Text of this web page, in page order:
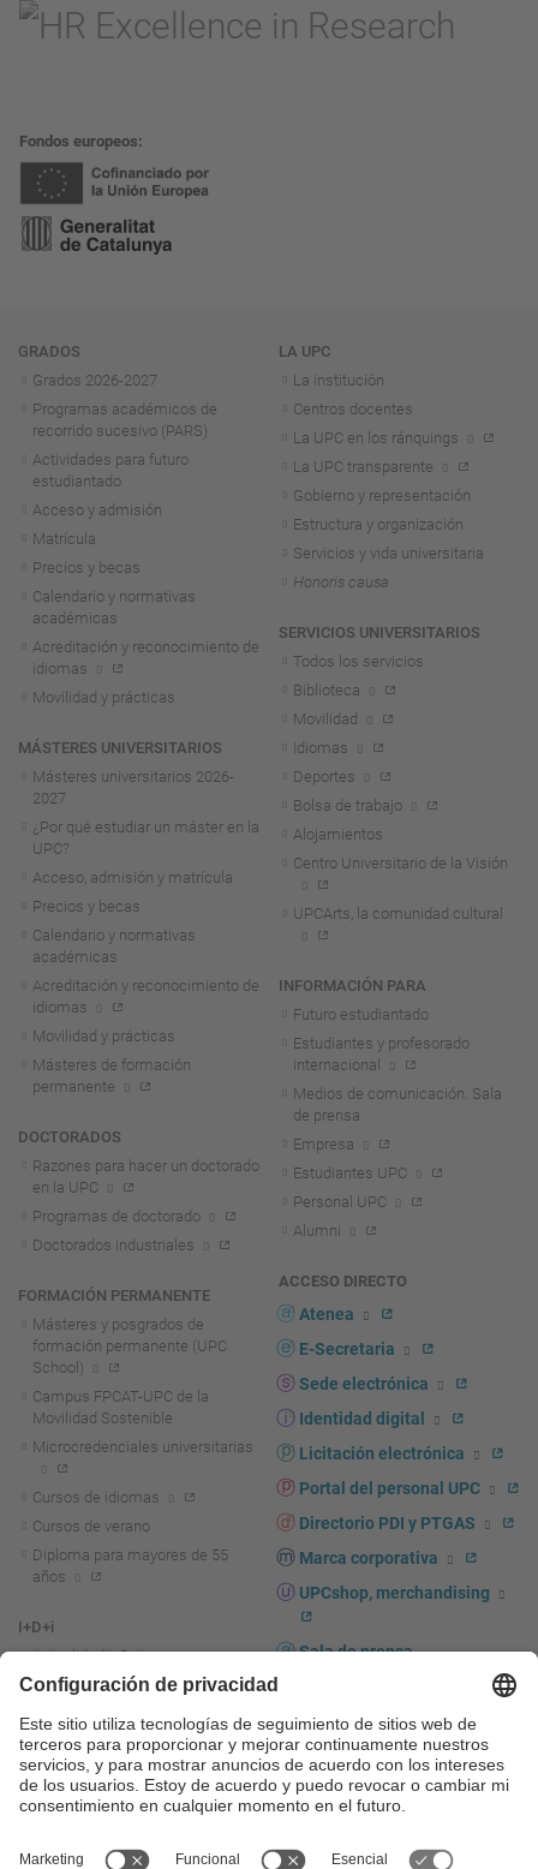
Fondos europeos
Navegación
GRADOS
Grados 2026-2027
Programas académicos de
recorrido sucesivo (PARS)
Actividades para futuro
estudiantado
Acceso y admisión
Matrícula
Precios y becas
Calendario y normativas
académicas
Acreditación y reconocimiento de
idiomas
Movilidad y prácticas
MÁSTERES UNIVERSITARIOS
Másteres universitarios 2026-
2027
¿Por qué estudiar un máster en la
UPC?
Acceso, admisión y matrícula
Precios y becas
Calendario y normativas
académicas
Acreditación y reconocimiento de
idiomas
Movilidad y prácticas
Másteres de formación
permanente
DOCTORADOS
Razones para hacer un doctorado
en la UPC
Programas de doctorado
Doctorados industriales
FORMACIÓN PERMANENTE
Másteres y posgrados de
formación permanente (UPC
School)
Campus FPCAT-UPC de la
Movilidad Sostenible
Microcredenciales universitarias
Cursos de idiomas
Cursos de verano
Diploma para mayores de 55
años
I+D+i
Actualidad I+D+I
La investigación en la UPC
Fomento y apoyo a la
investigación
La transferencia, el
emprendimiento y la innovación
en la UPC
transferencia, el emprendimiento
LA UPC
La institución
Centros docentes
La UPC en los ránquings
La UPC transparente
Gobierno y representación
Estructura y organización
Servicios y vida universitaria
Honoris causa
SERVICIOS UNIVERSITARIOS
Todos los servicios
Biblioteca
Movilidad
Idiomas
Deportes
Bolsa de trabajo
Alojamientos
Centro Universitario de la Visión
UPCArts, la comunidad cultural
INFORMACIÓN PARA
Futuro estudiantado
Estudiantes y profesorado
internacional
Medios de comunicación. Sala
de prensa
Empresa
Estudiantes UPC
Personal UPC
Alumni
ACCESO DIRECTO
Atenea
E-Secretaria
Sede electrónica
Identidad digital
Licitación electrónica
Portal del personal UPC
Directorio PDI y PTGAS
Marca corporativa
UPCshop, merchandising
Sala de prensa